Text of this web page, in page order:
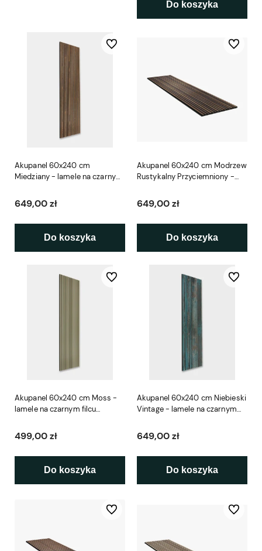
Do koszyka
Akupanel 60x240 cm
Miedziany - lamele na czarnym
649,00 zł
Do koszyka
Do ulubionych
Akupanel 60x240 cm Modrzew
Rustykalny Przyciemniony -
Woodupp
649,00 zł
Do koszyka
Do
Akupanel 60x240 cm Moss -
lamele na czarnym filcu
499,00 zł
Do koszyka
Do ulubionych
Akupanel 60x240 cm Niebieski
Vintage - lamele na czarnym
649,00 zł
Do koszyka
Do
Do ulubionych Do